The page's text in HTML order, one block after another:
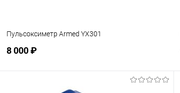
Пульсоксиметр Armed YX301
8 000 ₽
Подписаться